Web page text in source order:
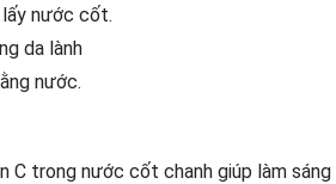
lấy nước cốt.
da lành
nước.
C trong nước cốt chanh giúp làm sáng